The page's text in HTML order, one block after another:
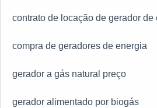
contrato de locação de gerador de
compra de geradores de energia
gerador a gás natural preço
gerador alimentado por biogás